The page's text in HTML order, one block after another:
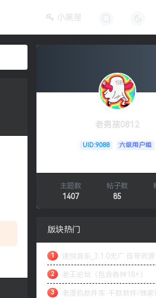
小黑屋
老男孩0812
UID:9088 六级用户组
主题数
1407
帖子数
85
版块热门
1 速悦音乐_3.1.0无广 自带资
可
2 老王论坛（包含各种18+）
3 老湿机软件库·千款软件/独家